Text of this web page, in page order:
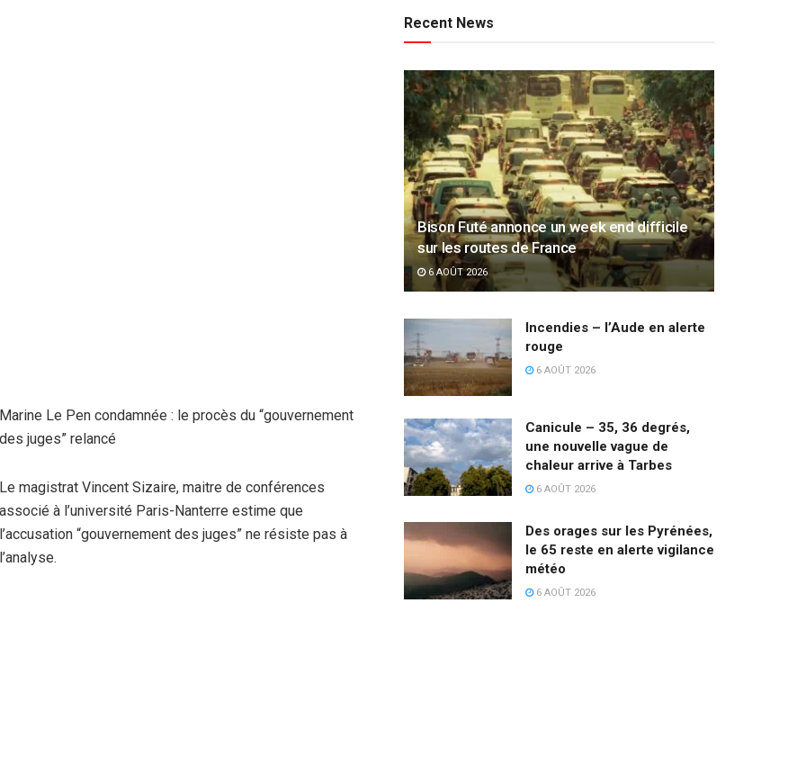
Marine Le Pen condamnée : le procès du “gouvernement
des juges” relancé
Le magistrat Vincent Sizaire, maitre de conférences
associé à l’université Paris-Nanterre estime que
l’accusation “gouvernement des juges” ne résiste pas à
l’analyse.
Recent News
Bison Futé annonce un week end difficile
sur les routes de France
6 AOÛT 2026
Incendies – l’Aude en alerte
rouge
6 AOÛT 2026
Canicule – 35, 36 degrés,
une nouvelle vague de
chaleur arrive à Tarbes
6 AOÛT 2026
Des orages sur les Pyrénées,
le 65 reste en alerte vigilance
météo
6 AOÛT 2026